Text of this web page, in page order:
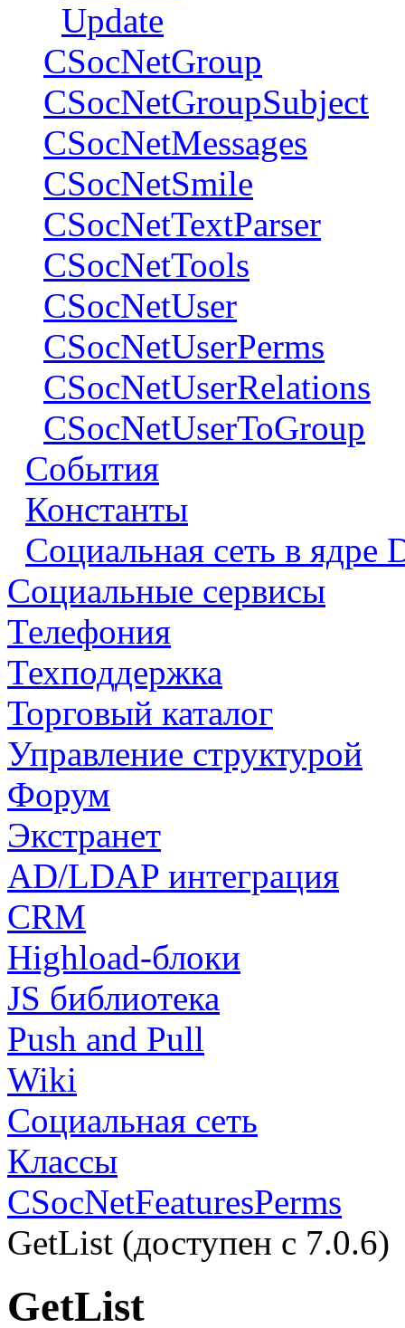
Update
CSocNetGroup
CSocNetGroupSubject
CSocNetMessages
CSocNetSmile
CSocNetTextParser
CSocNetTools
CSocNetUser
CSocNetUserPerms
CSocNetUserRelations
CSocNetUserToGroup
События
Константы
Социальная сеть в ядре
Социальные сервисы
Телефония
Техподдержка
Торговый каталог
Управление структурой
Форум
Экстранет
AD/LDAP интеграция
CRM
Highload-блоки
JS библиотека
Push and Pull
Wiki
Социальная сеть
Классы
CSocNetFeaturesPerms
GetList (доступен с 7.0.6)
GetList